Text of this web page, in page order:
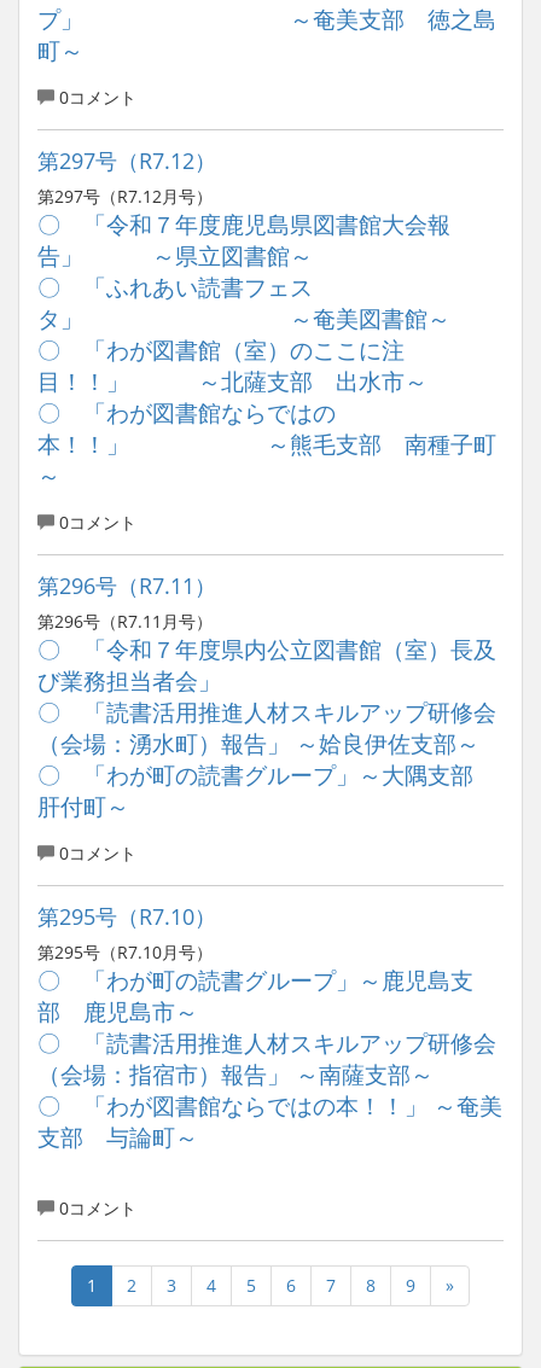
プ」 ～奄美支部 徳之島
町～
0コメント
第297号（R7.12）
第297号（R7.12月号）
〇 「令和７年度鹿児島県図書館大会報
告」 ～県立図書館～
〇 「ふれあい読書フェス
タ」 ～奄美図書館～
〇 「わが図書館（室）のここに注
目！！」 ～北薩支部 出水市～
〇 「わが図書館ならではの
本！！」 ～熊毛支部 南種子町
～
0コメント
第296号（R7.11）
第296号（R7.11月号）
〇 「令和７年度県内公立図書館（室）長及
び業務担当者会」
〇 「読書活用推進人材スキルアップ研修会
（会場：湧水町）報告」 ～姶良伊佐支部～
〇 「わが町の読書グループ」～大隅支部
肝付町～
0コメント
第295号（R7.10）
第295号（R7.10月号）
〇 「わが町の読書グループ」～鹿児島支
部 鹿児島市～
〇 「読書活用推進人材スキルアップ研修会
（会場：指宿市）報告」 ～南薩支部～
〇 「わが図書館ならではの本！！」 ～奄美
支部 与論町～
0コメント
1 2 3 4 5 6 7 8 9 »